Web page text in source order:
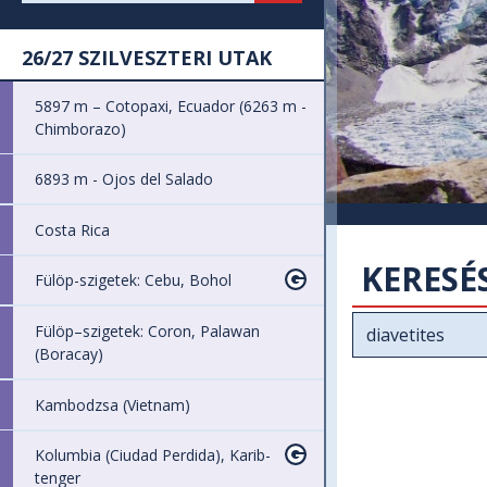
26/27 SZILVESZTERI UTAK
5897 m – Cotopaxi, Ecuador (6263 m -
Chimborazo)
6893 m - Ojos del Salado
Costa Rica
Fülöp-szigetek: Cebu, Bohol
Fülöp–szigetek: Coron, Palawan
(Boracay)
Kambodzsa (Vietnam)
Kolumbia (Ciudad Perdida), Karib-
tenger